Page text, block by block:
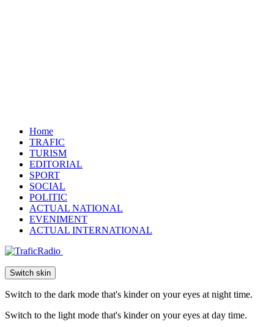
Home
TRAFIC
TURISM
EDITORIAL
SPORT
SOCIAL
POLITIC
ACTUAL NATIONAL
EVENIMENT
ACTUAL INTERNATIONAL
Switch skin
Switch to the dark mode that's kinder on your eyes at night time.
Switch to the light mode that's kinder on your eyes at day time.